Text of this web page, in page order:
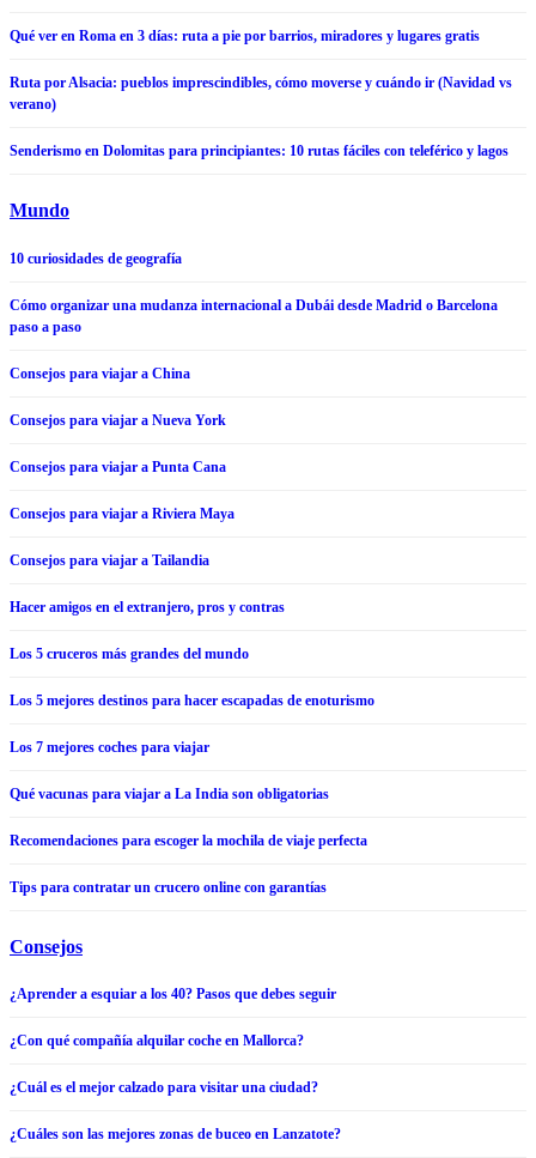
Qué ver en Roma en 3 días: ruta a pie por barrios, miradores y lugares gratis
Ruta por Alsacia: pueblos imprescindibles, cómo moverse y cuándo ir (Navidad vs
verano)
Senderismo en Dolomitas para principiantes: 10 rutas fáciles con teleférico y lagos
Mundo
10 curiosidades de geografía
Cómo organizar una mudanza internacional a Dubái desde Madrid o Barcelona
paso a paso
Consejos para viajar a China
Consejos para viajar a Nueva York
Consejos para viajar a Punta Cana
Consejos para viajar a Riviera Maya
Consejos para viajar a Tailandia
Hacer amigos en el extranjero, pros y contras
Los 5 cruceros más grandes del mundo
Los 5 mejores destinos para hacer escapadas de enoturismo
Los 7 mejores coches para viajar
Qué vacunas para viajar a La India son obligatorias
Recomendaciones para escoger la mochila de viaje perfecta
Tips para contratar un crucero online con garantías
Consejos
¿Aprender a esquiar a los 40? Pasos que debes seguir
¿Con qué compañía alquilar coche en Mallorca?
¿Cuál es el mejor calzado para visitar una ciudad?
¿Cuáles son las mejores zonas de buceo en Lanzatote?